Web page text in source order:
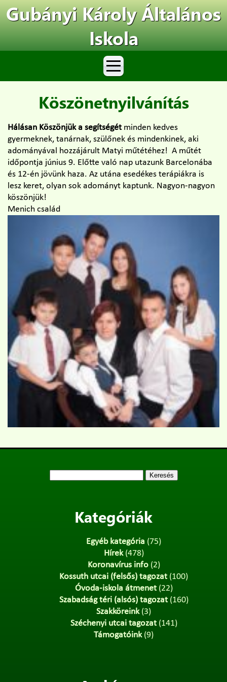
Gubányi Károly Általános
Iskola
Köszönetnyilvánítás
Hálásan Köszönjük a segítségétminden kedves
gyermeknek, tanárnak, szülőnek és mindenkinek, aki
adományával hozzájárult Matyi műtétéhez! A műtét
időpontja június 9. Előtte való nap utazunk Barcelonába
és 12-én jövünk haza. Az utána esedékes terápiákra is
lesz keret, olyan sok adományt kaptunk. Nagyon-nagyon
köszönjük!
Menich család
Kategóriák
Egyéb kategória (75)
Hírek(478)
Koronavírus info(2)
Kossuth utcai (felsős) tagozat(100)
Óvoda-iskola átmenet(22)
Szabadság téri (alsós) tagozat(160)
Szakköreink(3)
Széchenyi utcai tagozat(141)
Támogatóink(9)